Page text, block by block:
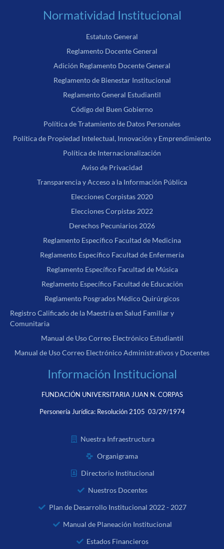
Normatividad Institucional
Estatuto General
Reglamento Docente General
Adición Reglamento Docente General
Reglamento de Bienestar Institucional
Reglamento General Estudiantil
Código del Buen Gobierno
Política de Tratamiento de Datos Personales
Política de Propiedad Intelectual, Innovación y Emprendimiento
Política de Internacionalización
Aviso de Privacidad
Transparencia y Acceso a la Información Pública
Elecciones Corpistas 2020
Elecciones Corpistas 2022
Derechos Pecuniarios 2026
Reglamento Específico Facultad de Medicina
Reglamento Específico Facultad de Enfermería
Reglamento Específico Facultad de Música
Reglamento Específico Facultad de Educación
Reglamento Posgrados Médico Quirúrgicos
Registro Calificado de la Maestría en Salud Familiar y
Comunitaria
Manual de Uso Correo Electrónico Estudiantil
Manual de Uso Correo Electrónico Administrativos y Docentes
Información Institucional
FUNDACIÓN UNIVERSITARIA JUAN N. CORPAS
Personería Jurídica: Resolución 2105 03/29/1974
Nuestra Infraestructura
Organigrama
Directorio Institucional
Nuestros Docentes
Plan de Desarrollo Institucional 2022 - 2027
Manual de Planeación Institucional
Estados Financieros